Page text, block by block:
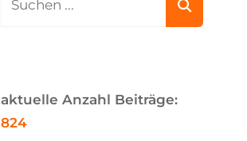
aktuelle Anzahl Beiträge:
824